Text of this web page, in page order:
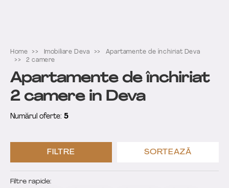
Home Imobiliare Deva
Apartamente de închiriat Deva
2 camere
Apartamente de închiriat
2 camere in Deva
Numărul oferte: 5
FILTRE SORTEAZĂ
Filtre rapide: